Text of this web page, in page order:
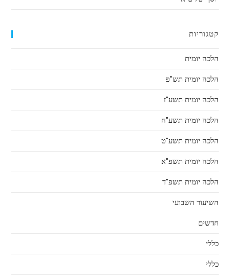
קטגוריות
הלכה יומית
הלכה יומית תש"פ
הלכה יומית תשע"ז
הלכה יומית תשע"ח
הלכה יומית תשע"ט
הלכה יומית תשפ"א
הלכה יומית תשפ"ד
השיעור השבועי
חדשים
כללי
כללי